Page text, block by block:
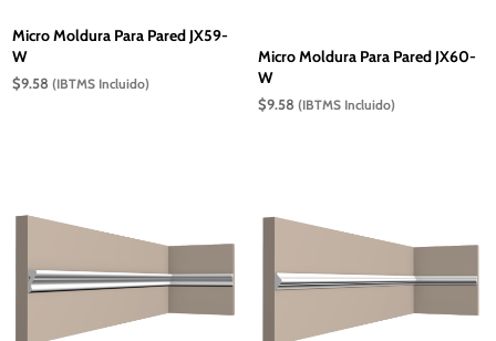
Micro Moldura Para Pared JX59-
W
$9.58 (IBTMS Incluido)
Micro Moldura Para Pared JX60-
W
$9.58 (IBTMS Incluido)